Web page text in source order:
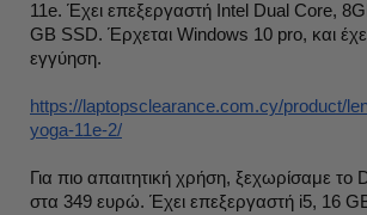
11e. Έχει επεξεργαστή Intel Dual Core,
GB SSD. Έρχεται Windows 10 pro, και
εγγύηση.
https://laptopsclearance.com.cy/product/
yoga-11e-2/
Για πιο απαιτητική χρήση, ξεχωρίσαμε το
στα 349 ευρώ. Έχει επεξεργαστή i5, 16